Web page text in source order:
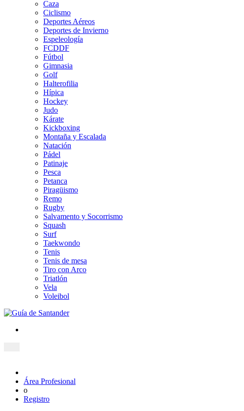
Caza
Ciclismo
Deportes Aéreos
Deportes de Invierno
Espeleología
FCDDF
Fútbol
Gimnasia
Golf
Halterofilia
Hípica
Hockey
Judo
Kárate
Kickboxing
Montaña y Escalada
Natación
Pádel
Patinaje
Pesca
Petanca
Piragüismo
Remo
Rugby
Salvamento y Socorrismo
Squash
Surf
Taekwondo
Tenis
Tenis de mesa
Tiro con Arco
Triatlón
Vela
Voleibol
Área Profesional
o
Registro